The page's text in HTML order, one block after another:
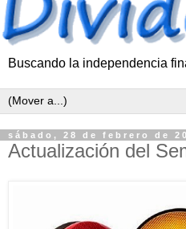
Buscando la independencia
sábado, 28 de febrero de
Actualización del